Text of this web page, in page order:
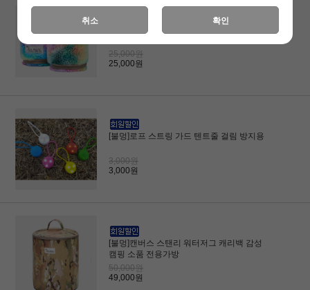
[불멍]솜사탕 이소가스 워머 뽀글이 감성캠
25,000원
25,000원
[불멍]로프 스트링 가드 텐트줄 걸림 방지용
3,000원
3,000원
[불멍]캔버스 스탠리 워터저그 캐리백 감성
캠핑 소품 전용가방
50,000원
49,000원
취소 확인